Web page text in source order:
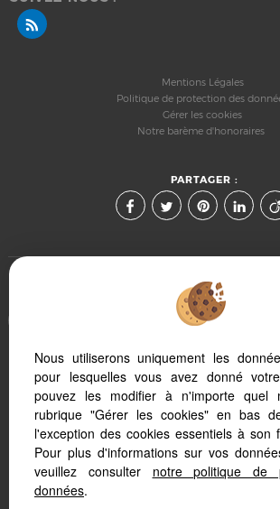
Mentions Légales
Politique de protection des
Gérer les cookies
Notre barème d'honoraires
PARTAGER :
Afin de vous offrir un confort de
votre PC, votre tablette ou votre
Logiciel de transaction
Création site internet
Référencement site
Nous utiliserons uniquement les
pour lesquelles vous avez donné
pouvez les modifier à n'importe quel
rubrique "Gérer les cookies" en bas
l'exception des cookies essentiels à son
Pour plus d'informations sur vos
veuillez consulter notre politique de
données.